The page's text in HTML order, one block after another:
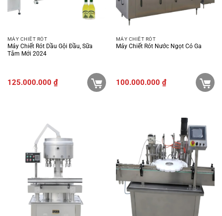
MÁY CHIẾT RÓT
Máy Chiết Rót Dầu Gội Đầu, Sữa
Tắm Mới 2024
125.000.000 ₫
MÁY CHIẾT RÓT
Máy Chiết Rót Nước Ngọt Có Ga
100.000.000 ₫